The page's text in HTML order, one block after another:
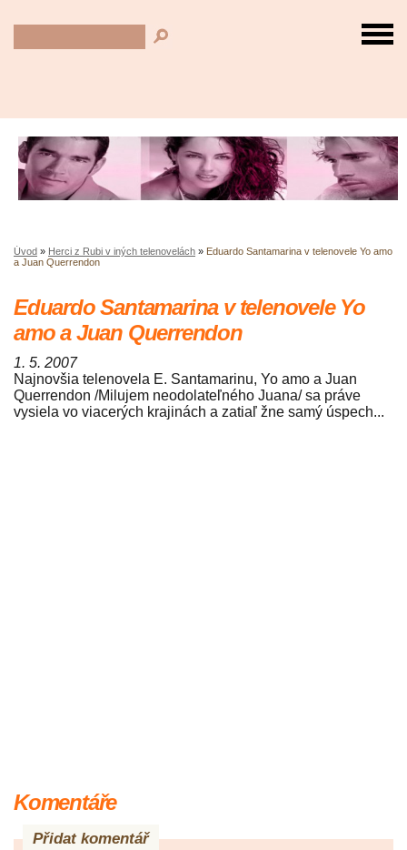
Úvod » Herci z Rubi v iných telenovelách » Eduardo Santamarina v telenovele Yo amo
a Juan Querrendon
Eduardo Santamarina v telenovele Yo
amo a Juan Querrendon
1. 5. 2007
Najnovšia telenovela E. Santamarinu, Yo amo a Juan
Querrendon /Milujem neodolateľného Juana/ sa práve
vysiela vo viacerých krajinách a zatiaľ žne samý úspech...
Komentáře
Přidat komentář